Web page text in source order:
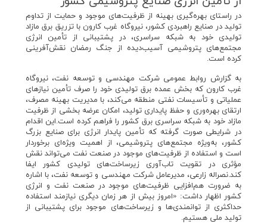
در راستای بهره‌گیری بهینه از ظرفیت‌های موجود و حمایت از تداوم
تولید در صنایع راهبردی کشور، نیروگاه غرب کارون با تزریق برق مازاد
تولیدی خود به شبکه سراسری، در پشتیبانی از تأمین انرژی
مجتمع‌های پتروشیمی آسیب‌دیده از جنگ رمضان نقش‌آفرینی
کرده است.
به گزارش روابط عمومی شرکت مهندسی و توسعه نفت، نیروگاه
غرب کارون که بخش عمده برق تولیدی خود را صرف تأمین نیازهای
عملیاتی و تأسیسات نفتی منطقه می‌کند، با مدیریت بهینه مصرف،
ارتقای بهره‌وری و حفظ پایداری تولید، امکان عرضه بخشی از ظرفیت
مازاد خود به شبکه سراسری برق کشور را فراهم کرده است.این اقدام
در شرایطی صورت گرفته که تأمین پایدار انرژی برای صنایع بزرگ
کشور، به‌ویژه مجتمع‌های پتروشیمی، از اهمیت ویژه‌ای برخوردار
است و استفاده از ظرفیت‌های موجود در صنعت نفت می‌تواند نقش
مؤثری در تقویت تاب‌آوری زیرساخت‌های تولیدی کشور ایفا
کند.نصراله زارعی، مدیرعامل شرکت مهندسی و توسعه نفت، با اشاره
به ضرورت هم‌افزایی ظرفیت‌های موجود در صنعت نفت و انرژی
کشور اظهار داشت: «امروز بیش از هر زمان دیگری نیازمند استفاده
حداکثری از توانمندی‌ها و زیرساخت‌های موجود برای پشتیبانی از
تولید ملی هستیم.